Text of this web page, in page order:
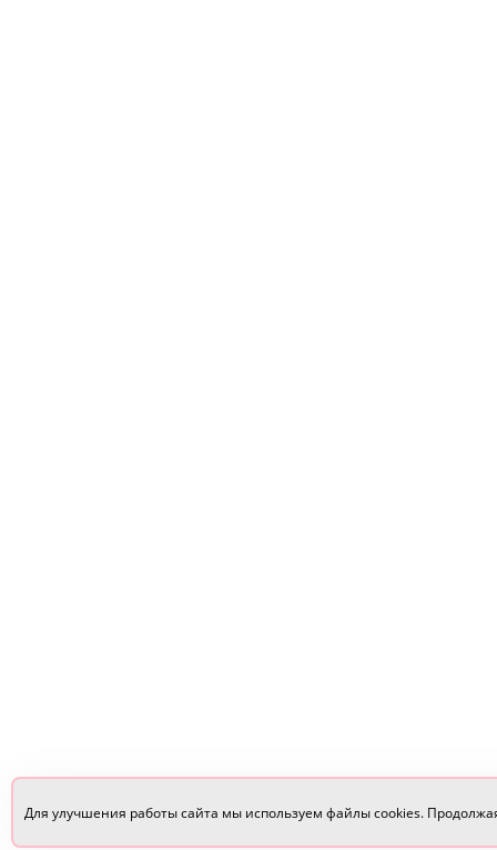
Для улучшения работы сайта мы используем файлы cookies.